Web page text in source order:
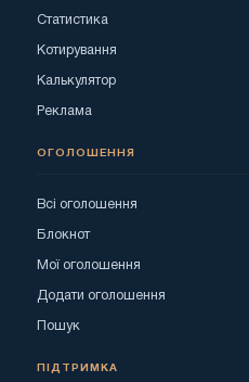
Статистика
Котирування
Калькулятор
Реклама
ОГОЛОШЕННЯ
Всі оголошення
Блокнот
Мої оголошення
Додати оголошення
Пошук
ПІДТРИМКА